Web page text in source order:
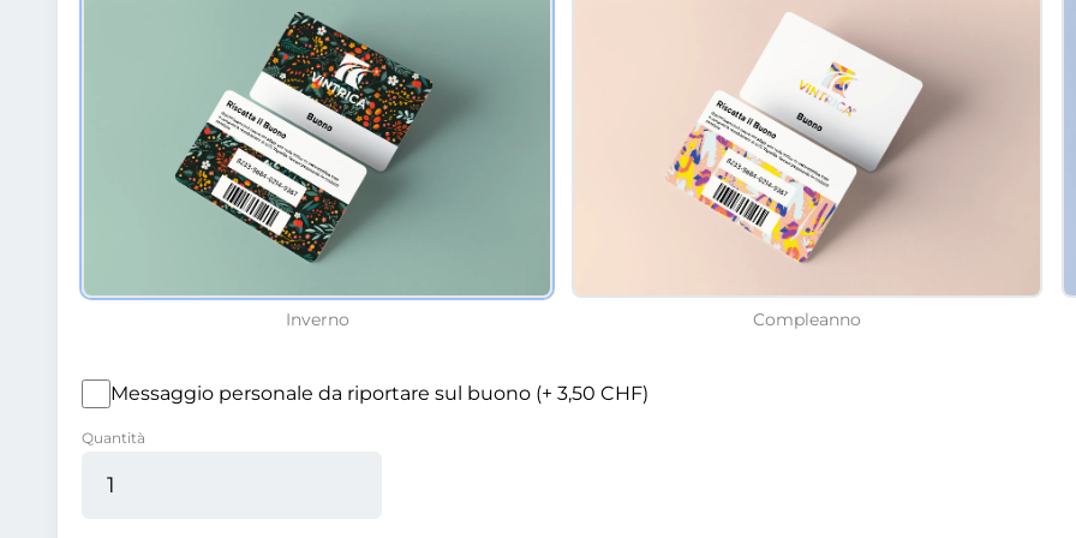
Inverno Compleanno
Messaggio personale da riportare sul buono (+ 3,50 CHF)
Quantità